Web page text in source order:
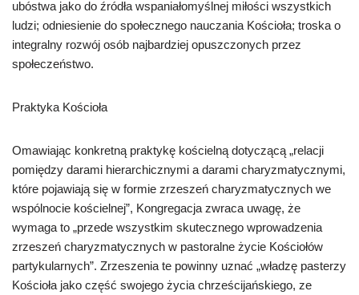
ubóstwa jako do źródła wspaniałomyślnej miłości wszystkich
ludzi; odniesienie do społecznego nauczania Kościoła; troska o
integralny rozwój osób najbardziej opuszczonych przez
społeczeństwo.
Praktyka Kościoła
Omawiając konkretną praktykę kościelną dotyczącą „relacji
pomiędzy darami hierarchicznymi a darami charyzmatycznymi,
które pojawiają się w formie zrzeszeń charyzmatycznych we
wspólnocie kościelnej”, Kongregacja zwraca uwagę, że
wymaga to „przede wszystkim skutecznego wprowadzenia
zrzeszeń charyzmatycznych w pastoralne życie Kościołów
partykularnych”. Zrzeszenia te powinny uznać „władzę pasterzy
Kościoła jako część swojego życia chrześcijańskiego, ze